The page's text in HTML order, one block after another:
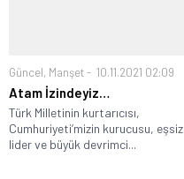
Güncel, Manşet 10.11.2021 02:09
Atam İzindeyiz…
Türk Milletinin kurtarıcısı,
Cumhuriyeti’mizin kurucusu, eşsiz
lider ve büyük devrimci...